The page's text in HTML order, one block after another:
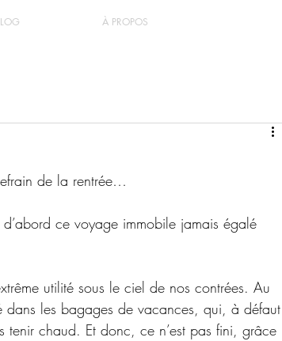
À PROPOS
de la rentrée…
ce voyage immobile jamais égalé
utilité sous le ciel de nos contrées. Au
dans les bagages de vacances, qui, à défaut
chaud. Et donc, ce n’est pas fini, grâce